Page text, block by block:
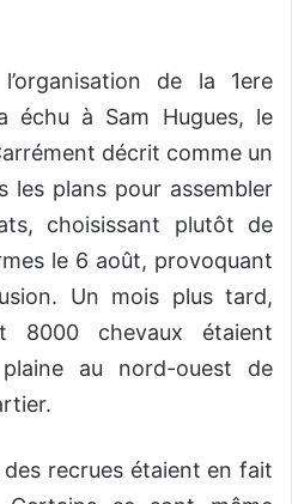
de la 1ere
échu à Sam Hugues, le
décrit comme un
les plans pour assembler
choisissant plutôt de
le 6 août, provoquant
Un mois plus tard,
8000 chevaux étaient
au nord-ouest de
recrues étaient en fait